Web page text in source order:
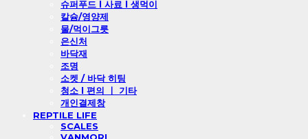
슈퍼푸드 l 사료 l 생먹이
칼슘/영양제
물/먹이그릇
은신처
바닥재
조명
소켓 / 바닥 히팅
청소 l 편의 ㅣ 기타
개인결제창
REPTILE LIFE
SCALES